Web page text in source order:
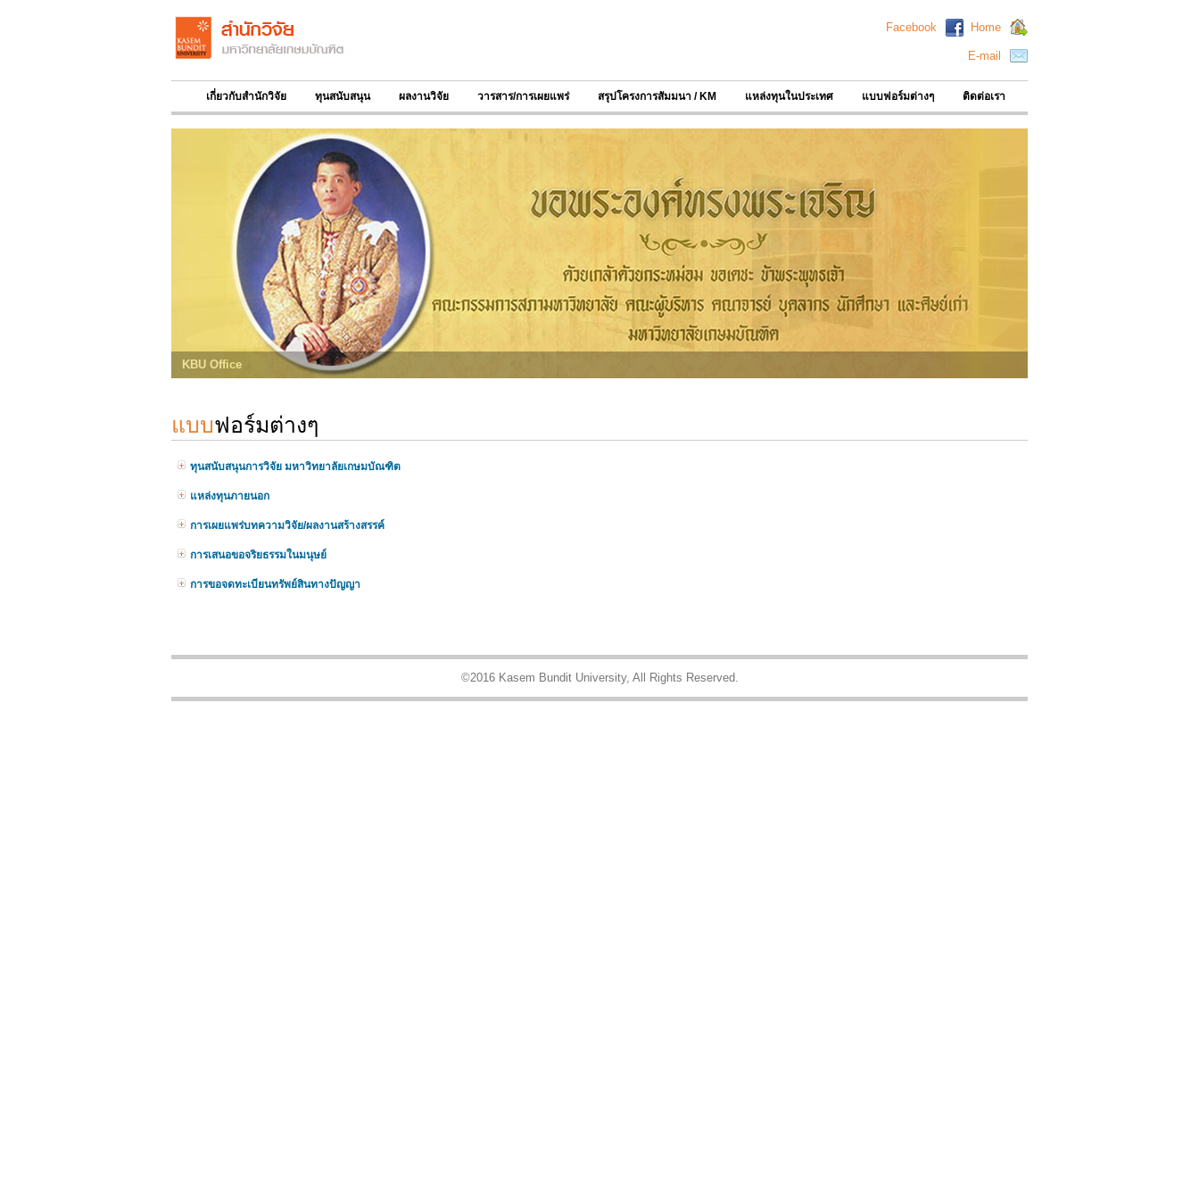
Home
E-mail
Facebook
เกี่ยวกับสำนักวิจัย ทุนสนับสนุน ผลงานวิจัย วารสาร/การเผยแพร่ สรุปโครงการสัมมนา / KM แหล่งทุนในประเทศ แบบฟอร์มต่างๆ ติดต่อเรา
KBU Office
แบบฟอร์มต่างๆ
ทุนสนับสนุนการวิจัย มหาวิทยาลัยเกษมบัณฑิต
แหล่งทุนภายนอก
การเผยแพร่บทความวิจัย/ผลงานสร้างสรรค์
การเสนอขอจริยธรรมในมนุษย์
การขอจดทะเบียนทรัพย์สินทางปัญญา
©2016 Kasem Bundit University, All Rights Reserved.